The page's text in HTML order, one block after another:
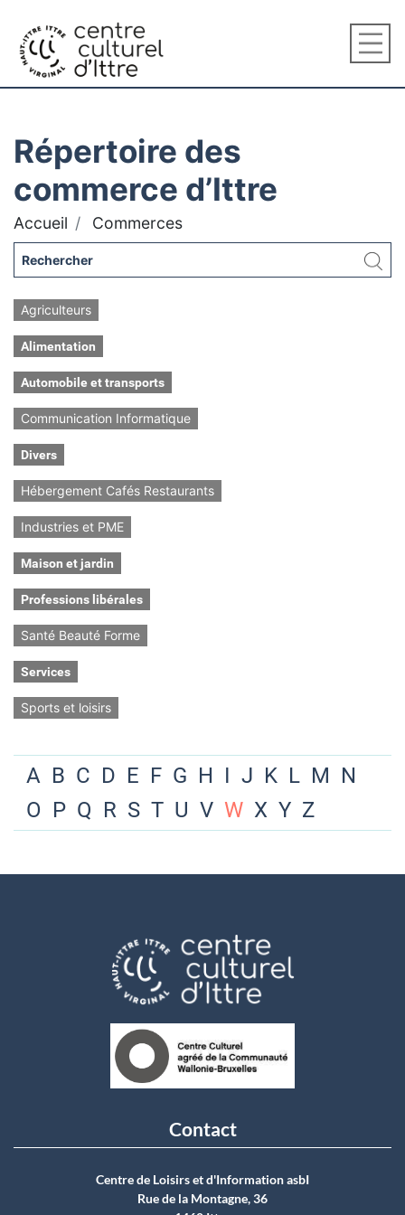
Répertoire des
commerce d’Ittre
Accueil Commerces
Agriculteurs
Alimentation
Automobile et transports
Communication Informatique
Divers
Hébergement Cafés Restaurants
Industries et PME
Maison et jardin
Professions libérales
Santé Beauté Forme
Services
Sports et loisirs
A B C D E F G H I J K L M N
O P Q R S T U V W X Y Z
Contact
Centre de Loisirs et d'Information asbI
Rue de la Montagne, 36